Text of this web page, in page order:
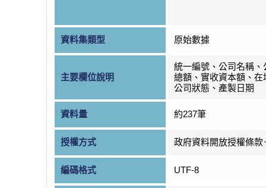
資料集類型 原始數據
主要欄位說明
統一編號、公司名稱、
總額、實收資本額、在
公司狀態、產製日期
資料量 約237筆
授權方式 政府資料開放授權條款
編碼格式 UTF-8